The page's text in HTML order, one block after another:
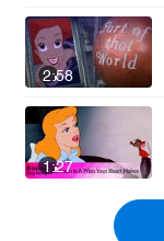
2:58
1:27